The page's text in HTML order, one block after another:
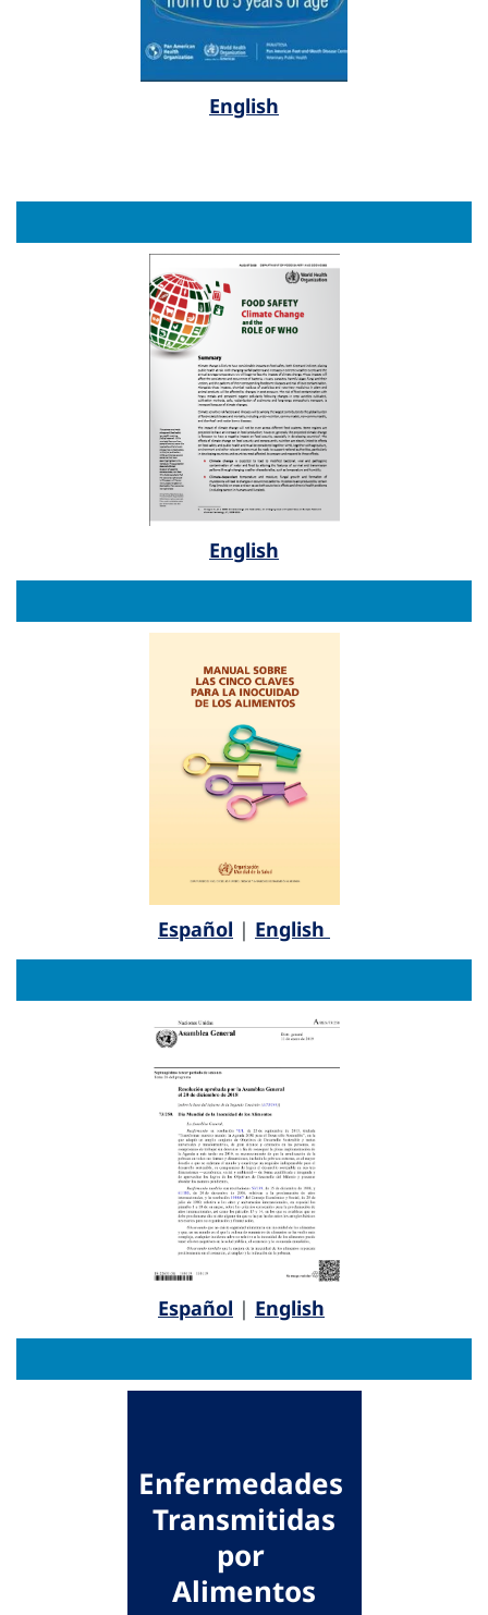
English
English
Español | English
Español | English
Enfermedades
Transmitidas
por
Alimentos